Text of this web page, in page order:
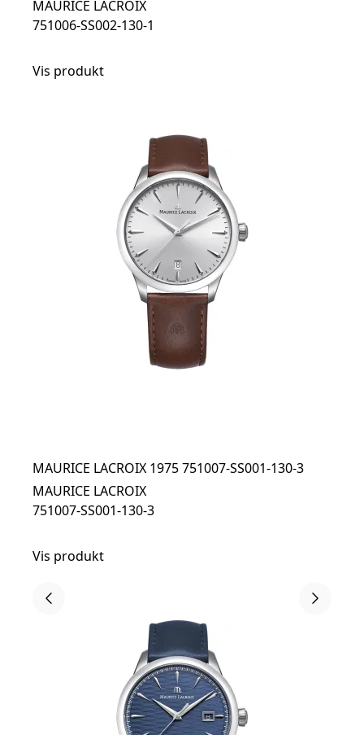
MAURICE LACROIX
751006-SS002-130-1
Vis produkt
MAURICE LACROIX 1975 751007-SS001-130-3
MAURICE LACROIX
751007-SS001-130-3
Vis produkt